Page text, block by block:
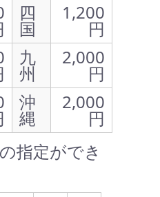
四
国
1,200
円
九
州
2,000
円
沖
縄
2,000
円
指定ができ